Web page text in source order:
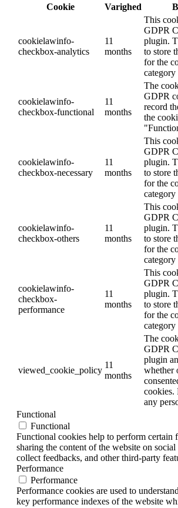
Cookie
Varighed
cookielawinfo-
checkbox-analytics
11
months
This
GDPR
plugin.
to store
for the
cookielawinfo-
checkbox-functional
11
months
The
GDPR
record
the
cookielawinfo-
checkbox-necessary
11
months
This
GDPR
plugin.
to store
for the
cookielawinfo-
checkbox-others
11
months
This
GDPR
plugin.
to store
for the
cookielawinfo-
checkbox-
performance
11
months
This
GDPR
plugin.
to store
for the
viewed_cookie_policy
11
months
The
GDPR
plugin
whether
cookies.
any
Functional
Functional
Functional cookies help to perform certain
sharing the content of the website on
collect feedbacks, and other third-party
Performance
Performance
Performance cookies are used to
key performance indexes of the website